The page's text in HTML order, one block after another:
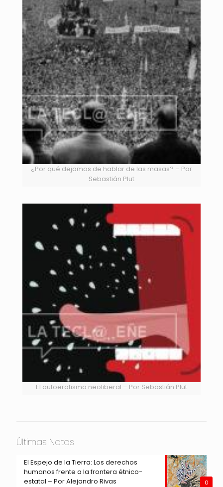
¿Por qué dejamos de hablar de las masas? – Por
Sebastián Plut
El autoerotismo neoliberal – Por Sebastián Plut
Últimas Notas
0
El Espejo de la Tierra: Los derechos
humanos frente a la frontera étnico-
estatal – Por Alejandro Rivas